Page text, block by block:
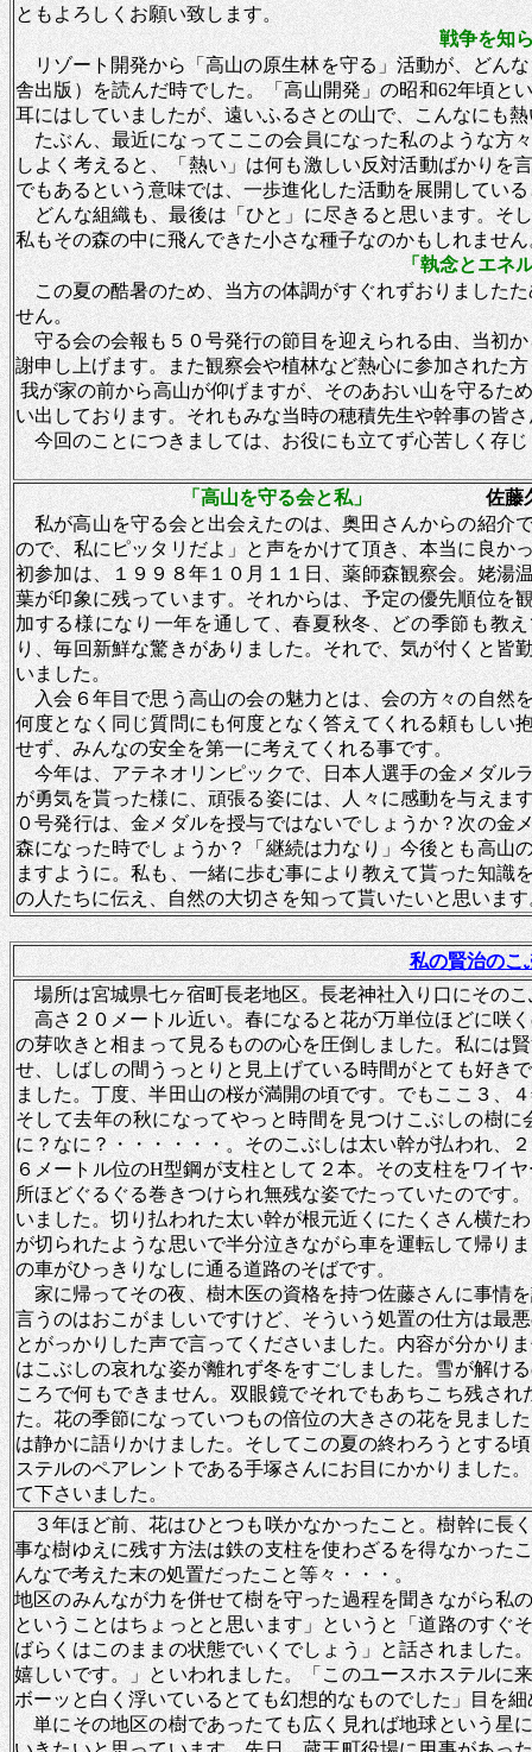
ともよろしくお願い致します。
戦争を知
リゾート開発から「高山の原生林を守る」活動が、どん
舎出版）を読んだ時でした。「高山開発」の昭和62年頃と
耳にはしていましたが、遠いふるさとの山で、こんなにも
たぶん、最近になってここの会員になった私のような方
しよく考えると、「熱い」は何も激しい反対活動ばかりを
でもあるという意味では、一歩進化した活動を展開してい
どんな組織も、最後は「ひと」に尽きると思います。そ
私もその森の中に飛んできた小さな種子なのかもしれません
「執念とエネ
この夏の酷暑のため、当方の体調がすぐれずおりました
せん。
守る会の会報も５０号発行の節目を迎えられる由、当初
謝申し上げます。また観察会や植林など熱心に参加された
我が家の前から高山が仰げますが、そのあおい山を守るた
い出しております。それもみな当時の穂積先生や幹事の皆
今回のことにつきましては、お役にも立てず心
「高山を守る会と私」
佐藤久
私が高山を守る会と出会えたのは、奥田さんからの紹介
ので、私にピッタリだよ」と声をかけて頂き、本当に良か
初参加は、１９９８年１０月１１日、薬師森観察会。姥湯
葉が印象に残っています。それからは、予定の優先順位を
加する様になり一年を通して、春夏秋冬、どの季節も教
り、毎回新鮮な驚きがありました。それで、気が付くと皆
いました。
入会６年目で思う高山の会の魅力とは、会の方々の自然
何度となく同じ質問にも何度となく答えてくれる頼もしい
せず、みんなの安全を第一に考えてくれる事です。
今年は、アテネオリンピックで、日本人選手の金メダル
が勇気を貰った様に、頑張る姿には、人々に感動を与えま
０号発行は、金メダルを授与ではないでしょうか？次の金
森になった時でしょうか？「継続は力なり」今後とも高山
ますように。私も、一緒に歩む事により教えて貰った知識
の人たちに伝え、自然の大切さを知って貰いたいと思います
私の賢治のこ
場所は宮城県七ヶ宿町長老地区。長老神社入り口にその
高さ２０メートル近い。春になると花が万単位ほどに咲
の芽吹きと相まって見るものの心を圧倒しました。私には
せ、しばしの間うっとりと見上げている時間がとても好き
ました。丁度、半田山の桜が満開の頃です。でもここ３、
そして去年の秋になってやっと時間を見つけこぶしの樹
に？なに？・・・・・・。そのこぶしは太い幹が払われ、
６メートル位のH型鋼が支柱として２本。その支柱をワイ
所ほどぐるぐる巻きつけられ無残な姿でたっていたのです
いました。切り払われた太い幹が根元近くにたくさん横た
が切られたような思いで半分泣きながら車を運転して帰り
の車がひっきりなしに通る道路のそばです。
家に帰ってその夜、樹木医の資格を持つ佐藤さんに事情
言うのはおこがましいですけど、そういう処置の仕方は最
とがっかりした声で言ってくださいました。内容が分かり
はこぶしの哀れな姿が離れず冬をすごしました。雪が解け
ころで何もできません。双眼鏡でそれでもあちこち残さ
た。花の季節になっていつもの倍位の大きさの花を見まし
は静かに語りかけました。そしてこの夏の終わろうとする
ステルのペアレントである手塚さんにお目にかかりました
て下さいました。
３年ほど前、花はひとつも咲かなかったこと。樹幹に長
事な樹ゆえに残す方法は鉄の支柱を使わざるを得なかった
んなで考えた末の処置だったこと等々・・・。
地区のみんなが力を併せて樹を守った過程を聞きながら私
ということはちょっとと思います」というと「道路のすぐ
ばらくはこのままの状態でいくでしょう」と話されました
嬉しいです。」といわれました。「このユースホステルに
ボーッと白く浮いているとても幻想的なものでした」目を
単にその地区の樹であったても広く見れば地球という星